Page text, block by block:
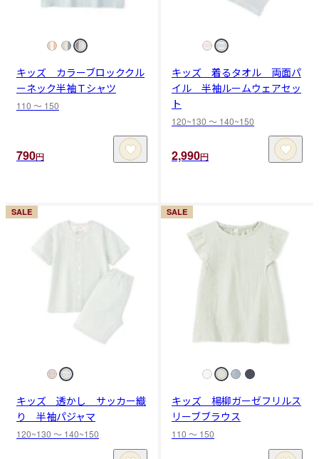
キッズ カラーブロッククル
ーネック半袖Ｔシャツ
110 〜 150
790円
キッズ 着るタオル 両面パ
イル 半袖ルームウェアセッ
ト
120~130 〜 140~150
2,990円
SALE
キッズ 透かし サッカー織
り 半袖パジャマ
120~130 〜 140~150
SALE
キッズ 楊柳ガーゼフリルス
リーブブラウス
110 〜 150